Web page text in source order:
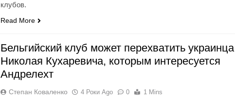
клубов.
Read More
Бельгийский клуб может перехватить украинца
Николая Кухаревича, которым интересуется
Андрелехт
Степан Коваленко 4 Роки Ago 0 1 Mins